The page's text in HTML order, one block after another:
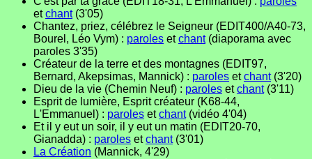
etchant(3'05)
Chantez, priez, célébrez le Seigneur (EDIT400/A40-73,
Bourel, Léo Vym) : paroles etchant(diaporama avec
paroles 3'35)
Créateur de la terre et des montagnes (EDIT97,
Bernard, Akepsimas, Mannick) : paroles etchant(3'20)
Dieu de la vie (Chemin Neuf) : paroles etchant(3'11)
Esprit de lumière, Esprit créateur (K68-44,
L'Emmanuel) : paroles etchant(vidéo 4'04)
Et il y eut un soir, il y eut un matin (EDIT20-70,
Gianadda) : paroles etchant(3'01)
La Création (Mannick, 4'29)